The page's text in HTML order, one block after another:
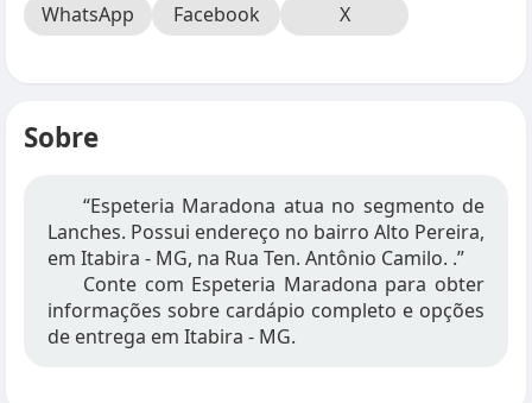
WhatsApp Facebook X
Sobre
“Espeteria Maradona atua no segmento de
Lanches. Possui endereço no bairro Alto Pereira,
em Itabira - MG, na Rua Ten. Antônio Camilo. .”
Conte com Espeteria Maradona para obter
informações sobre cardápio completo e opções
de entrega em Itabira - MG.